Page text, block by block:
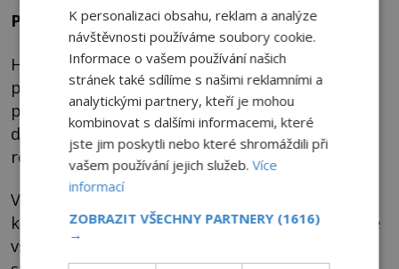
Překonání smutného rekordu
Huanchaco není jediným dětským rituálním
pohřebištěm v Peru. Dřívějším kandidátem na
ponurý primát „místa s nejvíce obětovanými
dětmi na světě“ bylo naleziště Las Llamas,
rovněž ležící v okolí Trujilla.
V dubnu 2018 tu archeologové objevují 140
kostřiček a také zbytky 200 mláďat lamy. Podle
všeho byly tyto děti a zvířata Chimú zabity ve
K personalizaci obsahu, reklam a analýze
návštěvnosti používáme soubory cookie.
Informace o vašem používání našich
stránek také sdílíme s našimi reklamními a
analytickými partnery, kteří je mohou
kombinovat s dalšími informacemi, které
jste jim poskytli nebo které shromáždili při
vašem používání jejich služeb.Více
informací
ZOBRAZIT VŠECHNY PARTNERY (1616)
→